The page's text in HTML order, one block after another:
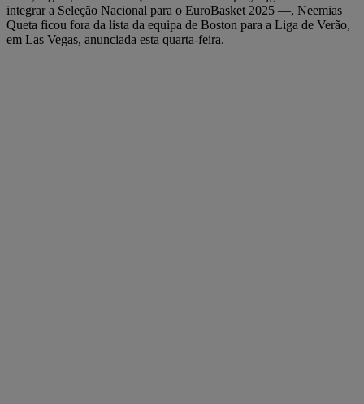
integrar a Seleção Nacional para o EuroBasket 2025 —, Neemias
Queta ficou fora da lista da equipa de Boston para a Liga de Verão,
em Las Vegas, anunciada esta quarta-feira.